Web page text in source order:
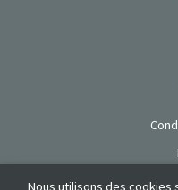
Nous utilisons des cookies